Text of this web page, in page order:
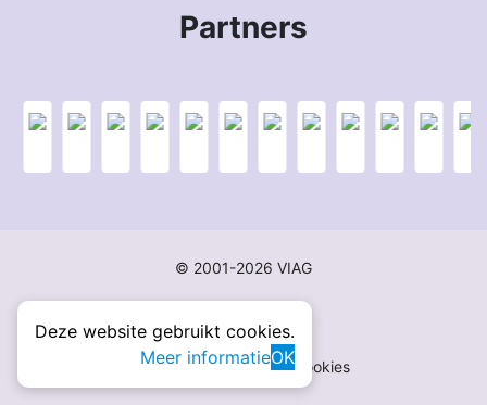
Deze website gebruikt cookies.
Meer informatieOK
Partners
© 2001-2026 VIAG
Disclaimer Privacy Cookies